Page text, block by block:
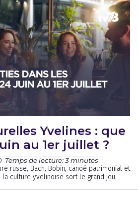
Yvelines : que
au 1er juillet ?
Temps de lecture: 3 minutes
russe, Bach, Bobin, canoë patrimonial et
la culture yvelinoise sort le grand jeu.